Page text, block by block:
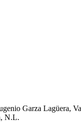
Garza Lagüera,
N.L.